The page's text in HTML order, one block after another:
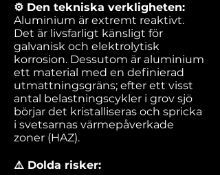
⚙️ Den tekniska verkligheten:
Aluminium är extremt reaktivt.
Det är livsfarligt känsligt för
galvanisk och elektrolytisk
korrosion. Dessutom är aluminium
ett material med en definierad
utmattningsgräns; efter ett visst
antal belastningscykler i grov sjö
börjar det kristalliseras och spricka
i svetsarnas värmepåverkade
zoner (HAZ).
⚠️ Dolda risker: